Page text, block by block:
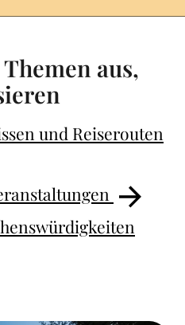
aus,
und Reiserouten